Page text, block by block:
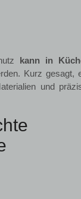
kann in
Kurz gesagt,
und